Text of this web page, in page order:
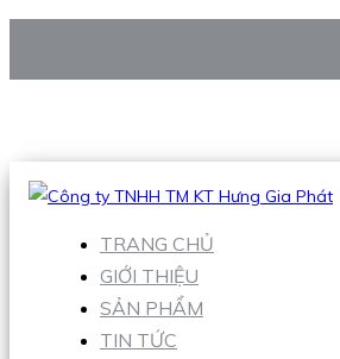
Hotline:0938 906 663
TRANG CHỦ
GIỚI THIỆU
SẢN PHẨM
TIN TỨC